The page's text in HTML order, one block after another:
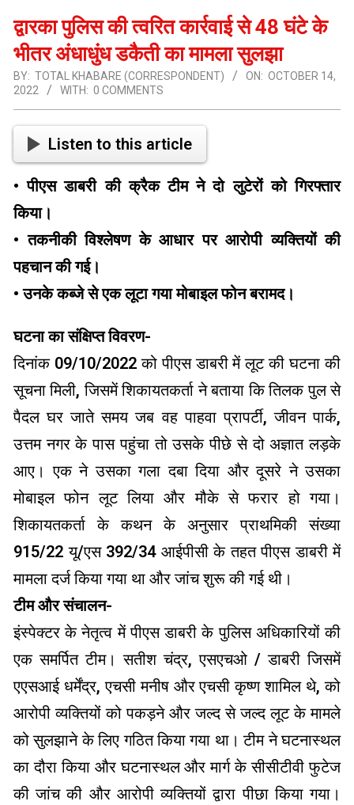
द्वारका पुलिस की त्वरित कार्रवाई से 48 घंटे के
भीतर अंधाधुंध डकैती का मामला सुलझा
BY: TOTAL KHABARE (CORRESPONDENT) ON: OCTOBER 14,
2022
WITH: 0 COMMENTS
Listen to this article
• पीएस डाबरी की क्रैक टीम ने दो लुटेरों को गिरफ्तार
किया।
• तकनीकी विश्लेषण के आधार पर आरोपी व्यक्तियों की
पहचान की गई।
• उनके कब्जे से एक लूटा गया मोबाइल फोन बरामद।
घटना का संक्षिप्त विवरण-
दिनांक 09/10/2022 को पीएस डाबरी में लूट की घटना की
सूचना मिली, जिसमें शिकायतकर्ता ने बताया कि तिलक पुल से
पैदल घर जाते समय जब वह पाहवा प्रापर्टी, जीवन पार्क,
उत्तम नगर के पास पहुंचा तो उसके पीछे से दो अज्ञात लड़के
आए। एक ने उसका गला दबा दिया और दूसरे ने उसका
मोबाइल फोन लूट लिया और मौके से फरार हो गया।
शिकायतकर्ता के कथन के अनुसार प्राथमिकी संख्या
915/22 यू/एस 392/34 आईपीसी के तहत पीएस डाबरी में
मामला दर्ज किया गया था और जांच शुरू की गई थी।
टीम और संचालन-
इंस्पेक्टर के नेतृत्व में पीएस डाबरी के पुलिस अधिकारियों की
एक समर्पित टीम। सतीश चंद्र, एसएचओ / डाबरी जिसमें
एएसआई धर्मेंद्र, एचसी मनीष और एचसी कृष्ण शामिल थे, को
आरोपी व्यक्तियों को पकड़ने और जल्द से जल्द लूट के मामले
को सुलझाने के लिए गठित किया गया था। टीम ने घटनास्थल
का दौरा किया और घटनास्थल और मार्ग के सीसीटीवी फुटेज
की जांच की और आरोपी व्यक्तियों द्वारा पीछा किया गया।